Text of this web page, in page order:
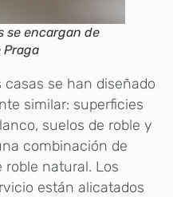
se encargan de
Praga
se han diseñado
similar: superficies
suelos de roble y
combinación de
natural. Los
están alicatados